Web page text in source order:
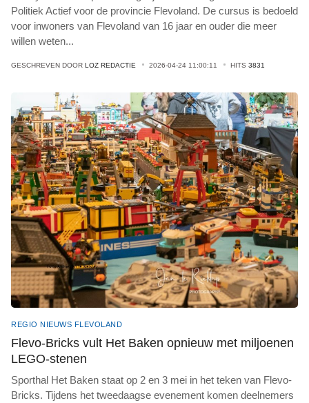
Politiek Actief voor de provincie Flevoland. De cursus is bedoeld
voor inwoners van Flevoland van 16 jaar en ouder die meer
willen weten...
GESCHREVEN DOOR LOZ REDACTIE 2026-04-24 11:00:11 HITS 3831
REGIO NIEUWS FLEVOLAND
Flevo-Bricks vult Het Baken opnieuw met miljoenen
LEGO-stenen
Sporthal Het Baken staat op 2 en 3 mei in het teken van Flevo-
Bricks. Tijdens het tweedaagse evenement komen deelnemers